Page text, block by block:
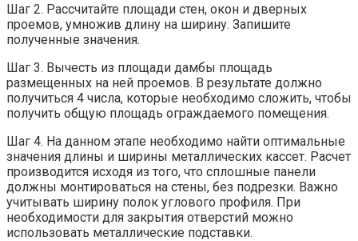
Шаг 2. Рассчитайте площади стен, окон и дверных
проемов, умножив длину на ширину. Запишите
полученные значения.
Шаг 3. Вычесть из площади дамбы площадь
размещенных на ней проемов. В результате должно
получиться 4 числа, которые необходимо сложить, чтобы
получить общую площадь ограждаемого помещения.
Шаг 4. На данном этапе необходимо найти оптимальные
значения длины и ширины металлических кассет. Расчет
производится исходя из того, что сплошные панели
должны монтироваться на стены, без подрезки. Важно
учитывать ширину полок углового профиля. При
необходимости для закрытия отверстий можно
использовать металлические подставки.